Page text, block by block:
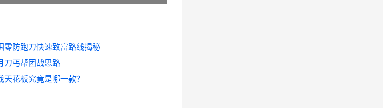
零防跑刀快速致富路线揭秘
刀丐帮团战思路
天花板究竟是哪一款？